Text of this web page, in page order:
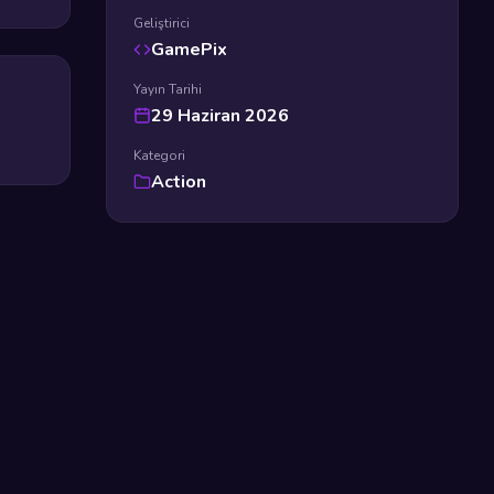
Geliştirici
GamePix
Yayın Tarihi
29 Haziran 2026
Kategori
Action